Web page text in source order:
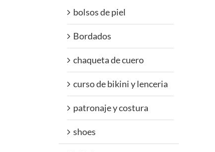
bolsos de piel
Bordados
chaqueta de cuero
curso de bikini y lenceria
patronaje y costura
shoes